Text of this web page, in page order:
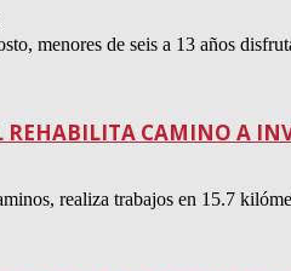
menores de seis a 13 años
REHABILITA CAMINO A
realiza trabajos en 15.7